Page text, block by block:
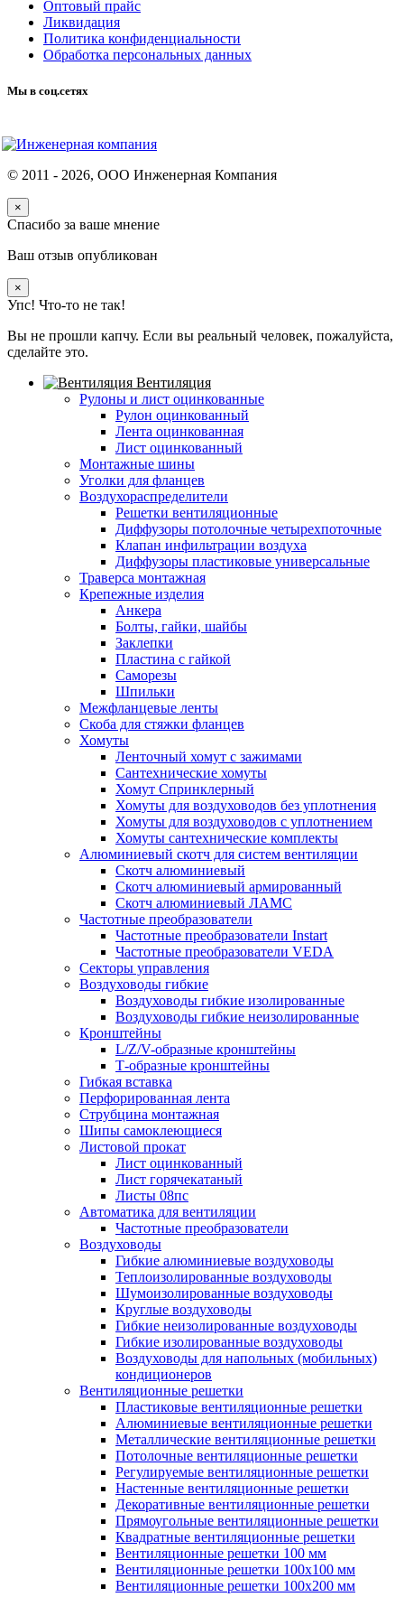
Оптовый прайс
Ликвидация
Политика конфиденциальности
Обработка персональных данных
Мы в соц.сетях
© 2011 - 2026, ООО Инженерная Компания
×
Спасибо за ваше мнение
Ваш отзыв опубликован
×
Упс! Что-то не так!
Вы не прошли капчу. Если вы реальный человек, пожалуйста,
сделайте это.
Вентиляция
Рулоны и лист оцинкованные
Рулон оцинкованный
Лента оцинкованная
Лист оцинкованный
Монтажные шины
Уголки для фланцев
Воздухораспределители
Решетки вентиляционные
Диффузоры потолочные четырехпоточные
Клапан инфильтрации воздуха
Диффузоры пластиковые универсальные
Траверса монтажная
Крепежные изделия
Анкера
Болты, гайки, шайбы
Заклепки
Пластина с гайкой
Саморезы
Шпильки
Межфланцевые ленты
Скоба для стяжки фланцев
Хомуты
Ленточный хомут с зажимами
Сантехнические хомуты
Хомут Спринклерный
Хомуты для воздуховодов без уплотнения
Хомуты для воздуховодов с уплотнением
Хомуты сантехнические комплекты
Алюминиевый скотч для систем вентиляции
Скотч алюминиевый
Скотч алюминиевый армированный
Скотч алюминиевый ЛАМС
Частотные преобразователи
Частотные преобразователи Instart
Частотные преобразователи VEDA
Секторы управления
Воздуховоды гибкие
Воздуховоды гибкие изолированные
Воздуховоды гибкие неизолированные
Кронштейны
L/Z/V-образные кронштейны
Т-образные кронштейны
Гибкая вставка
Перфорированная лента
Струбцина монтажная
Шипы самоклеющиеся
Листовой прокат
Лист оцинкованный
Лист горячекатаный
Листы 08пс
Автоматика для вентиляции
Частотные преобразователи
Воздуховоды
Гибкие алюминиевые воздуховоды
Теплоизолированные воздуховоды
Шумоизолированные воздуховоды
Круглые воздуховоды
Гибкие неизолированные воздуховоды
Гибкие изолированные воздуховоды
Воздуховоды для напольных (мобильных)
кондиционеров
Вентиляционные решетки
Пластиковые вентиляционные решетки
Алюминиевые вентиляционные решетки
Металлические вентиляционные решетки
Потолочные вентиляционные решетки
Регулируемые вентиляционные решетки
Настенные вентиляционные решетки
Декоративные вентиляционные решетки
Прямоугольные вентиляционные решетки
Квадратные вентиляционные решетки
Вентиляционные решетки 100 мм
Вентиляционные решетки 100х100 мм
Вентиляционные решетки 100х200 мм